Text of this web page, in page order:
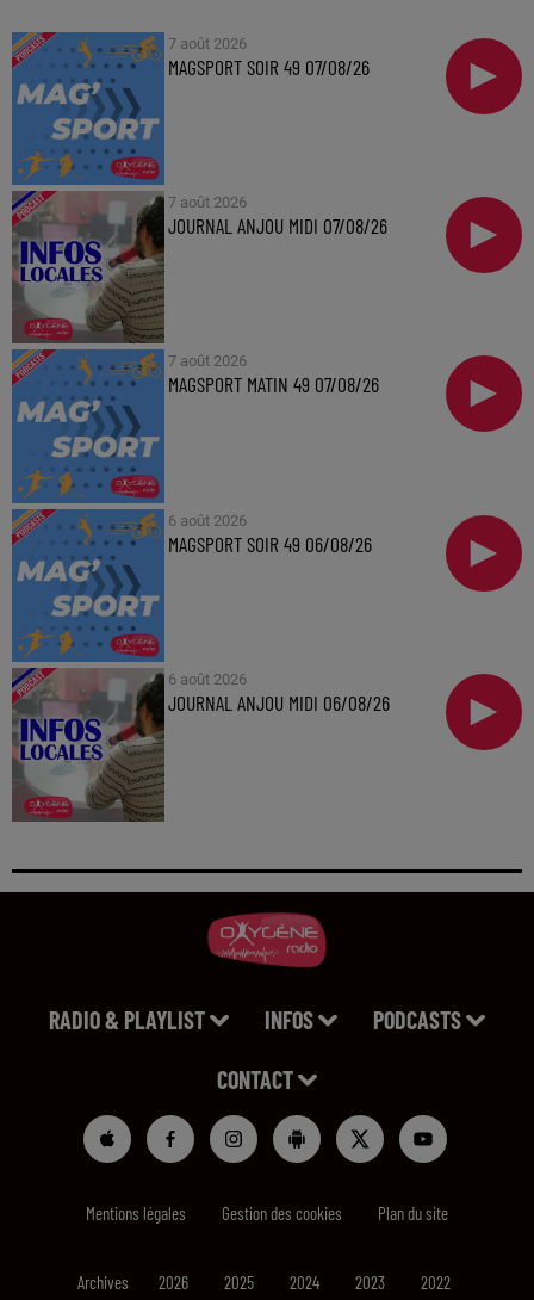
7 août 2026
MAGSPORT SOIR 49 07/08/26
7 août 2026
JOURNAL ANJOU MIDI 07/08/26
7 août 2026
MAGSPORT MATIN 49 07/08/26
6 août 2026
MAGSPORT SOIR 49 06/08/26
6 août 2026
JOURNAL ANJOU MIDI 06/08/26
RADIO & PLAYLIST INFOS PODCASTS
CONTACT
Mentions légales Gestion des cookies Plan du site
Archives 2026 2025 2024 2023 2022